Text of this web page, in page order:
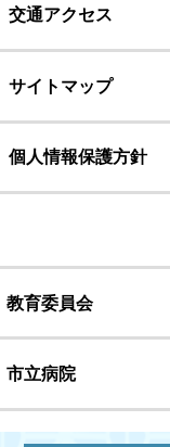
交通アクセス
サイトマップ
個人情報保護方針
教育委員会
市立病院